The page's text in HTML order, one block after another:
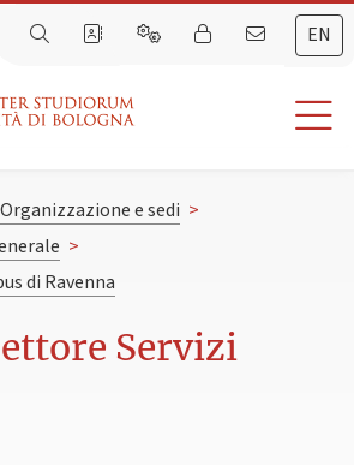
EN
Organizzazione e sedi >
>
di Ravenna
Servizi